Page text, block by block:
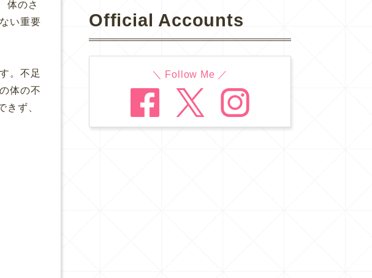
体のさ
い重要
。不足
体の不
きず、
Official Accounts
＼ Follow Me ／